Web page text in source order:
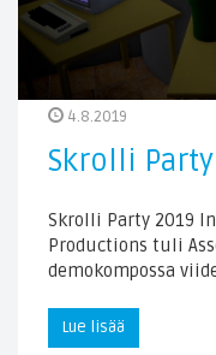
4.8.2019
Skrolli
Skrolli Party 2019
Productions tuli
demokompossa
Lue lisää